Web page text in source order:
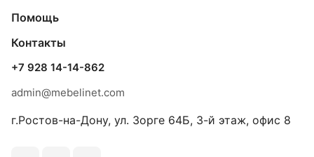
Помощь
Контакты
+7 928 14-14-862
admin@mebelinet.com
г.Ростов-на-Дону, ул. Зорге 64Б, 3-й этаж, офис 8